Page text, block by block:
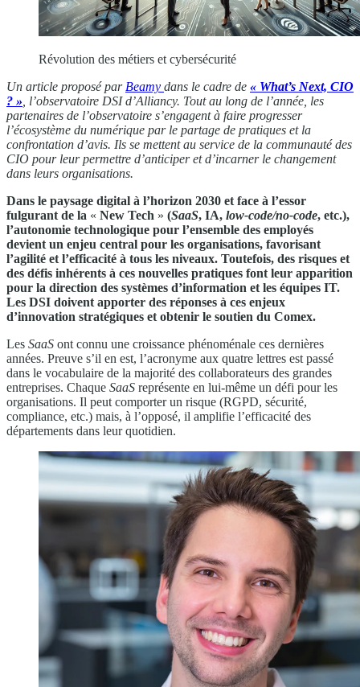
Révolution des métiers et cybersécurité
Un article proposé par Beamy dans le cadre de « What’s Next, CIO
? » , l’observatoire DSI d’Alliancy. Tout au long de l’année, les
partenaires de l’observatoire s’engagent à faire progresser
l’écosystème du numérique par le partage de pratiques et la
confrontation d’avis. Ils se mettent au service de la communauté des
CIO pour leur permettre d’anticiper et d’incarner le changement
dans leurs organisations.
Dans le paysage digital à l’horizon 2030 et face à l’essor
fulgurant de la « New Tech » (SaaS, IA, low-code/no-code, etc.),
l’autonomie technologique pour l’ensemble des employés
devient un enjeu central pour les organisations, favorisant
l’agilité et l’efficacité à tous les niveaux. Toutefois, des risques et
des défis inhérents à ces nouvelles pratiques font leur apparition
pour la direction des systèmes d’information et les équipes IT.
Les DSI doivent apporter des réponses à ces enjeux
d’innovation stratégiques et obtenir le soutien du Comex.
Les SaaS ont connu une croissance phénoménale ces dernières
années. Preuve s’il en est, l’acronyme aux quatre lettres est passé
dans le vocabulaire de la majorité des collaborateurs des grandes
entreprises. Chaque SaaS représente en lui-même un défi pour les
organisations. Il peut comporter un risque (RGPD, sécurité,
compliance, etc.) mais, à l’opposé, il amplifie l’efficacité des
départements dans leur quotidien.